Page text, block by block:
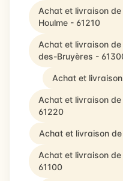
Achat et livraison
Houlme - 61210
Achat et livraison
des-Bruyères -
Achat et
Achat et livraison de
61220
Achat et livraison
Achat et livraison
61100